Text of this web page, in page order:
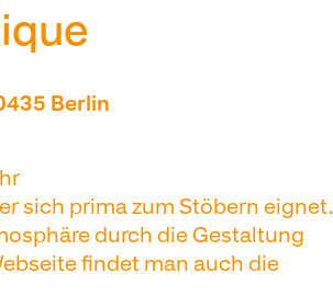
Berlin
sich prima zum Stöbern eignet.
durch die Gestaltung
findet man auch die